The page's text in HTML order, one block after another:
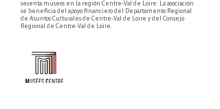
sesenta museos en la región Centre-Val de Loire. La asociación
se beneficia del apoyo financiero del Departamento Regional
de Asuntos Culturales de Centre-Val de Loire y del Consejo
Regional de Centre-Val de Loire.